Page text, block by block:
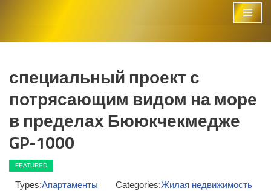
специальный проект с
потрясающим видом на море
в пределах Бююкчекмедже
GP-1000
FEATURED
Types:Апартаменты Categories:Жилая недвижимость